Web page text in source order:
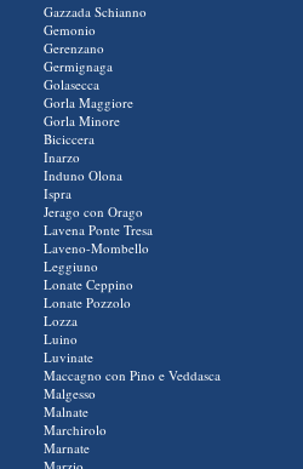
Gazzada Schianno
Gemonio
Gerenzano
Germignaga
Golasecca
Gorla Maggiore
Gorla Minore
Biciccera
Inarzo
Induno Olona
Ispra
Jerago con Orago
Lavena Ponte Tresa
Laveno-Mombello
Leggiuno
Lonate Ceppino
Lonate Pozzolo
Lozza
Luino
Luvinate
Maccagno con Pino e Veddasca
Malgesso
Malnate
Marchirolo
Marnate